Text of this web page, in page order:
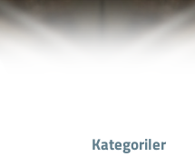
Kategoriler